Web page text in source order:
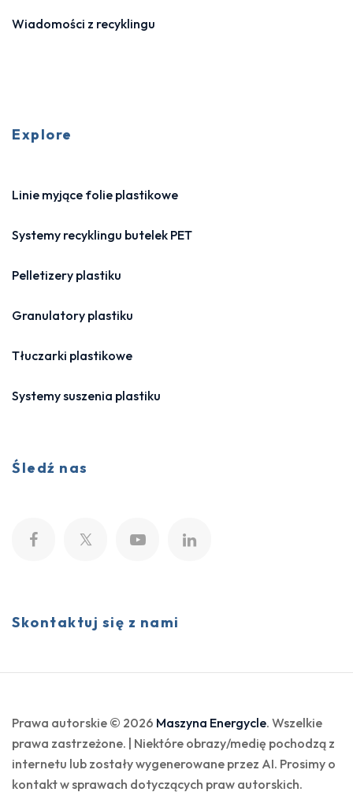
Wiadomości z recyklingu
Explore
Linie myjące folie plastikowe
Systemy recyklingu butelek PET
Pelletizery plastiku
Granulatory plastiku
Tłuczarki plastikowe
Systemy suszenia plastiku
Śledź nas
Skontaktuj się z nami
Prawa autorskie © 2026 Maszyna Energycle. Wszelkie
prawa zastrzeżone. | Niektóre obrazy/medię pochodzą z
internetu lub zostały wygenerowane przez AI. Prosimy o
kontakt w sprawach dotyczących praw autorskich.